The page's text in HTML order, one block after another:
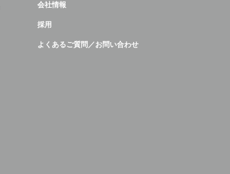
会社情報
採用
よくあるご質問／お問い合わせ